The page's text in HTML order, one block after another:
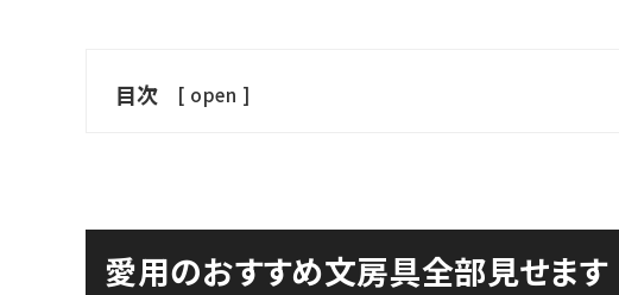
目次 [ open ]
愛用のおすすめ文房具全部見せます